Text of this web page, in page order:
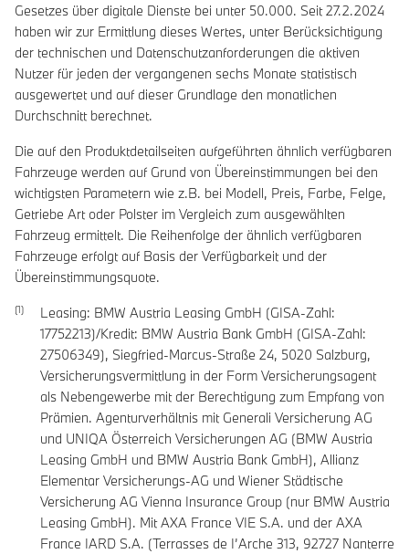
Gesetzes über digitale Dienste bei unter 50.000. Seit 27.2.2024
haben wir zur Ermittlung dieses Wertes, unter Berücksichtigung
der technischen und Datenschutzanforderungen die aktiven
Nutzer für jeden der vergangenen sechs Monate statistisch
ausgewertet und auf dieser Grundlage den monatlichen
Durchschnitt berechnet.
Die auf den Produktdetailseiten aufgeführten ähnlich verfügbaren
Fahrzeuge werden auf Grund von Übereinstimmungen bei den
wichtigsten Parametern wie z.B. bei Modell, Preis, Farbe, Felge,
Getriebe Art oder Polster im Vergleich zum ausgewählten
Fahrzeug ermittelt. Die Reihenfolge der ähnlich verfügbaren
Fahrzeuge erfolgt auf Basis der Verfügbarkeit und der
Übereinstimmungsquote.
Leasing: BMW Austria Leasing GmbH (GISA-Zahl:
17752213)/Kredit: BMW Austria Bank GmbH (GISA-Zahl:
27506349), Siegfried-Marcus-Straße 24, 5020 Salzburg,
Versicherungsvermittlung in der Form Versicherungsagent
als Nebengewerbe mit der Berechtigung zum Empfang von
Prämien. Agenturverhältnis mit Generali Versicherung AG
und UNIQA Österreich Versicherungen AG (BMW Austria
Leasing GmbH und BMW Austria Bank GmbH), Allianz
Elementar Versicherungs-AG und Wiener Städtische
Versicherung AG Vienna Insurance Group (nur BMW Austria
Leasing GmbH). Mit AXA France VIE S.A. und der AXA
France IARD S.A. (Terrasses de I’Arche 313, 92727 Nanterre